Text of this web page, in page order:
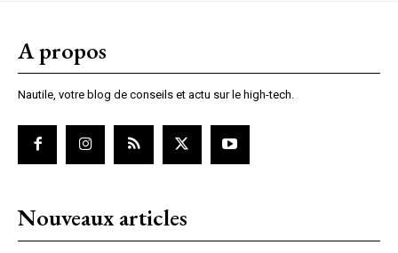
A propos
Nautile, votre blog de conseils et actu sur le high-tech.
Nouveaux articles